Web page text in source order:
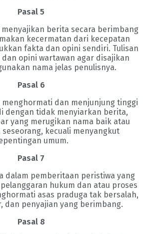
Pasal 5
berita secara berimbang
kecermatan dari kecepatan
fakta dan opini sendiri. Tulisan
opini wartawan agar disajikan
nama jelas penulisnya.
Pasal 6
dan menjunjung tinggi
dengan tidak menyiarkan berita,
yang merugikan nama baik atau
seseorang, kecuali menyangkut
umum.
Pasal 7
dalam pemberitaan peristiwa yang
hukum dan atau proses
asas praduga tak bersalah,
dan penyajian yang berimbang.
Pasal 8